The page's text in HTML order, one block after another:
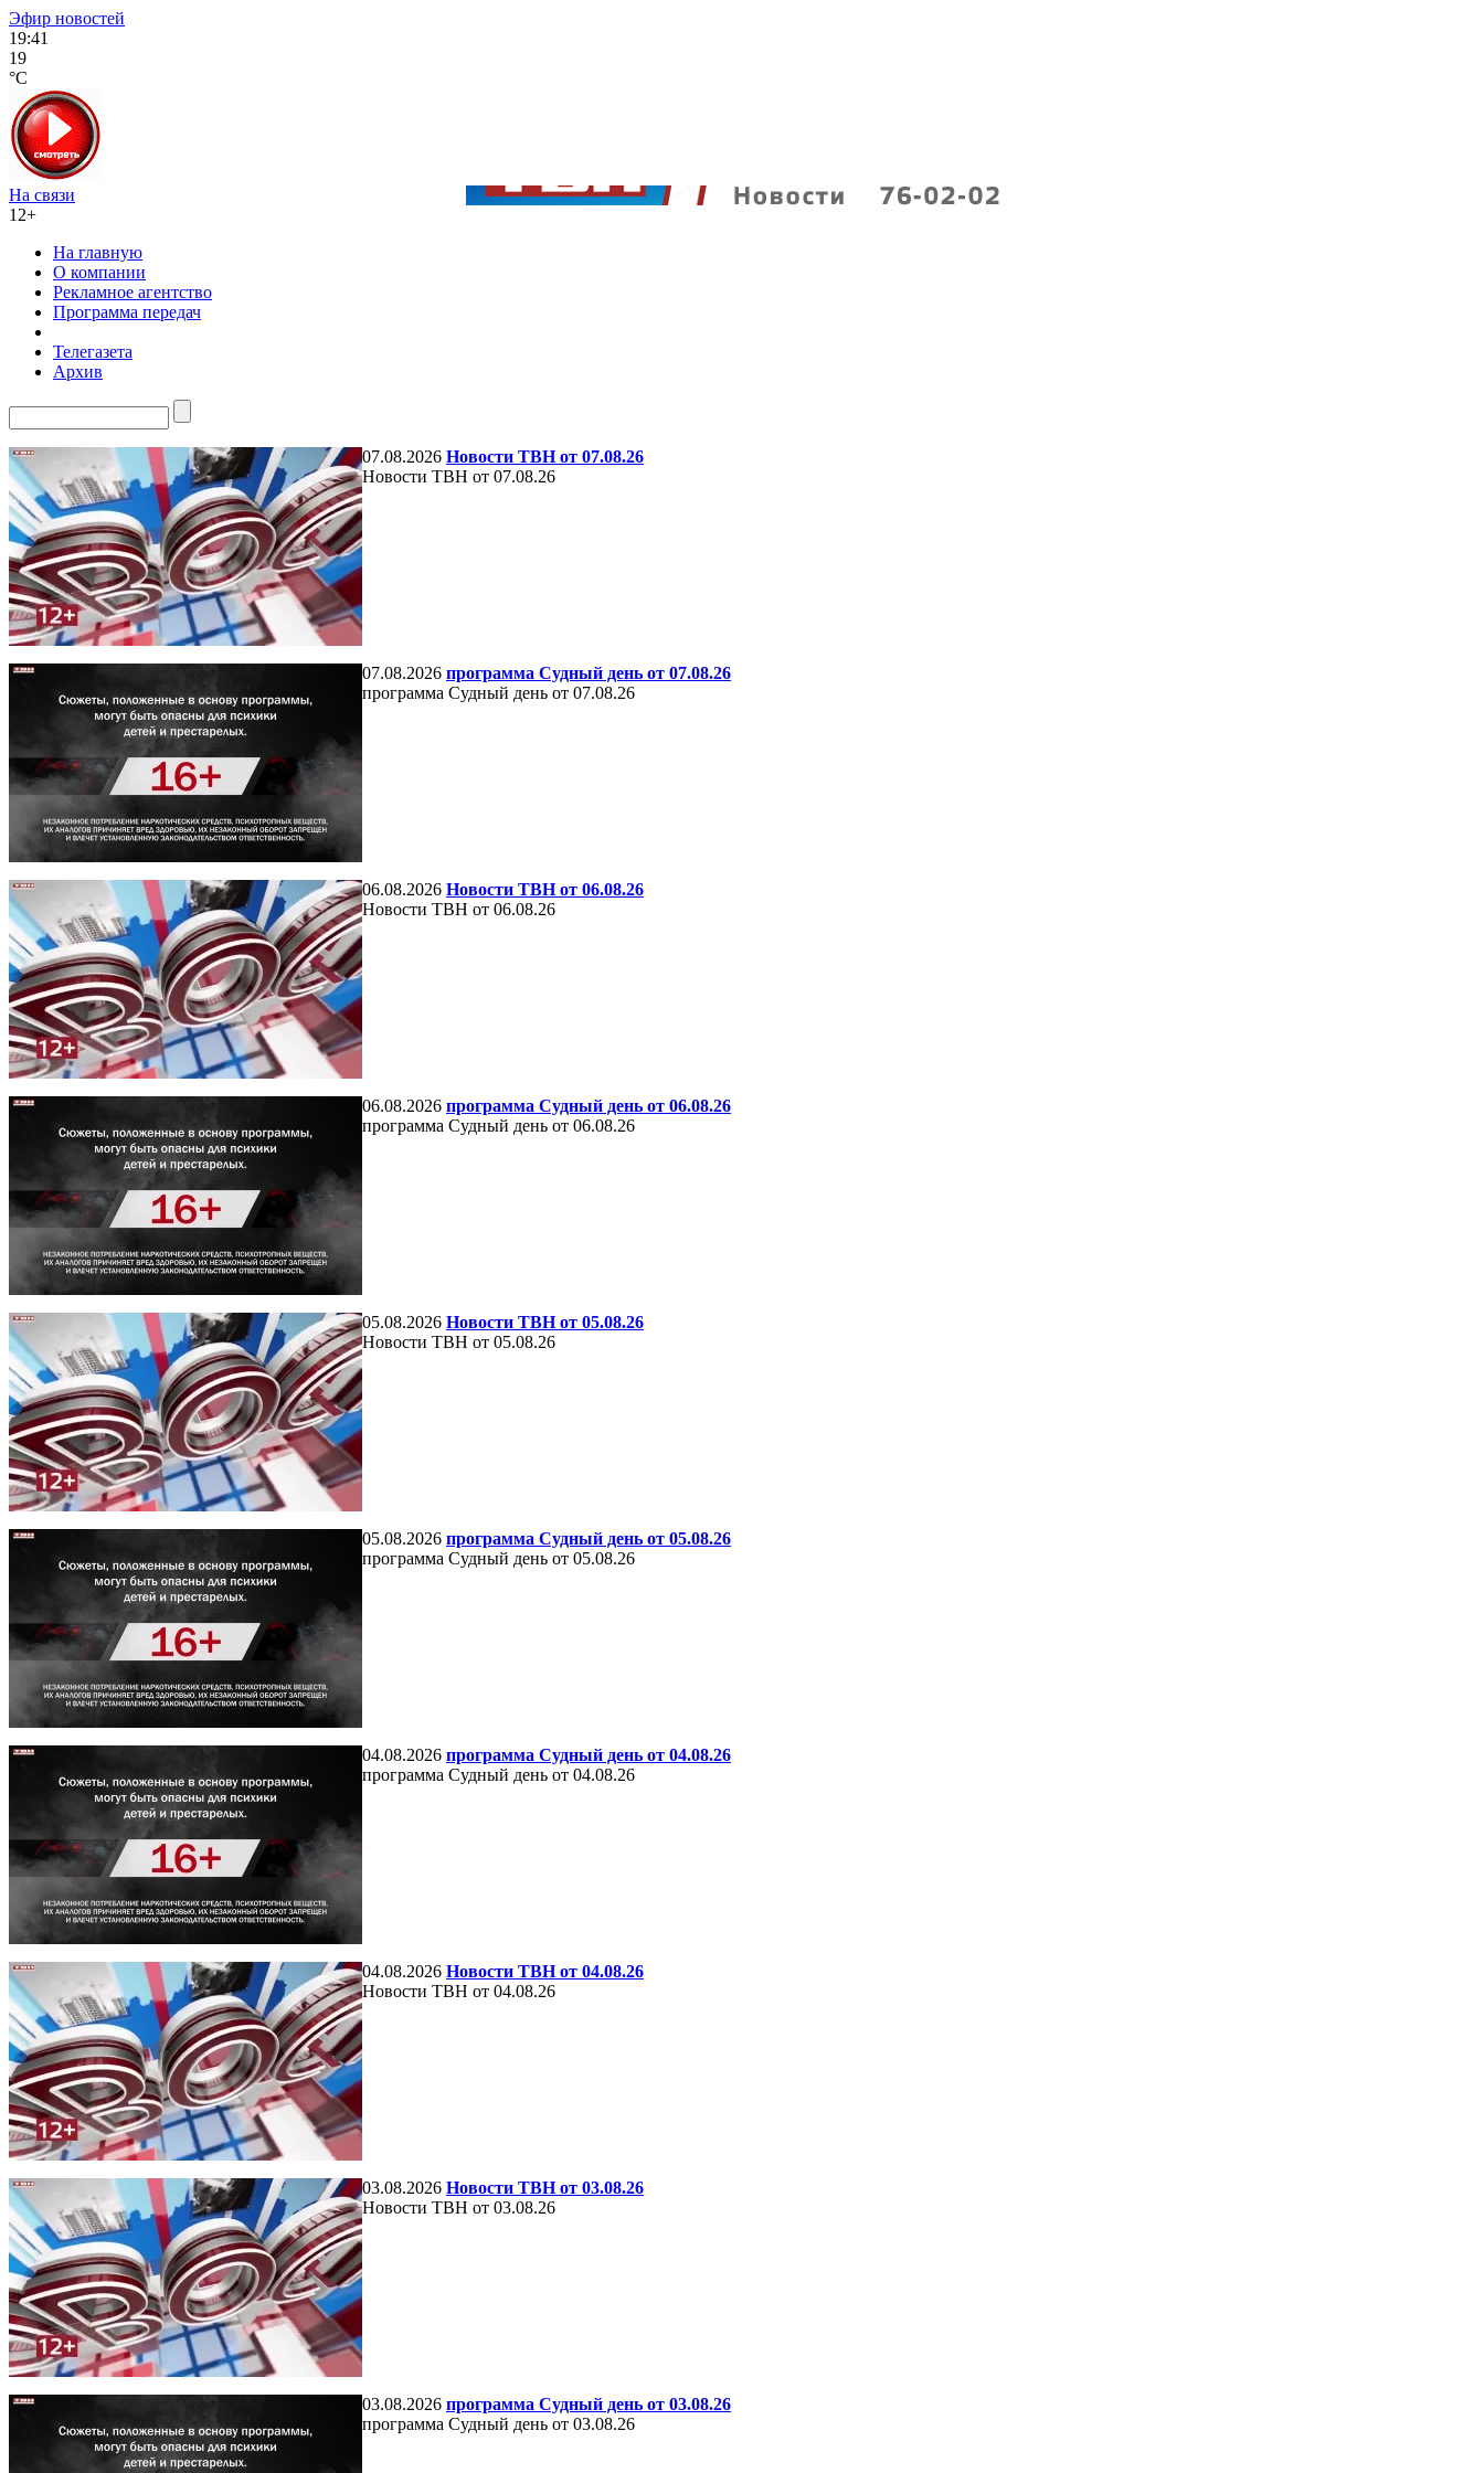
Эфир новостей
19:41
19
°C
На связи
12+
На главную
О компании
Рекламное агентство
Программа передач
Телегазета
Архив
07.08.2026 Новости ТВН от 07.08.26
Новости ТВН от 07.08.26
07.08.2026 программа Судный день от 07.08.26
программа Судный день от 07.08.26
06.08.2026 Новости ТВН от 06.08.26
Новости ТВН от 06.08.26
06.08.2026 программа Судный день от 06.08.26
программа Судный день от 06.08.26
05.08.2026 Новости ТВН от 05.08.26
Новости ТВН от 05.08.26
05.08.2026 программа Судный день от 05.08.26
программа Судный день от 05.08.26
04.08.2026 программа Судный день от 04.08.26
программа Судный день от 04.08.26
04.08.2026 Новости ТВН от 04.08.26
Новости ТВН от 04.08.26
03.08.2026 Новости ТВН от 03.08.26
Новости ТВН от 03.08.26
03.08.2026 программа Судный день от 03.08.26
программа Судный день от 03.08.26